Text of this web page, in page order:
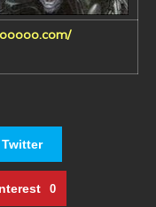
Twitter
0